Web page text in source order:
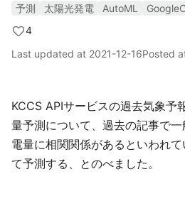
予測 太陽光発電 AutoML
4
Last updated at 2021-12-16Posted
KCCS APIサービスの過去気象予
量予測について、過去の記事で
電量に相関関係があるといわれ
て予測する、とのべました。